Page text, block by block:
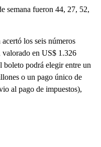
semana fueron 44, 27, 52,
los seis números
valorado en US$ 1.326
boleto podrá elegir entre un
o un pago único de
al pago de impuestos),